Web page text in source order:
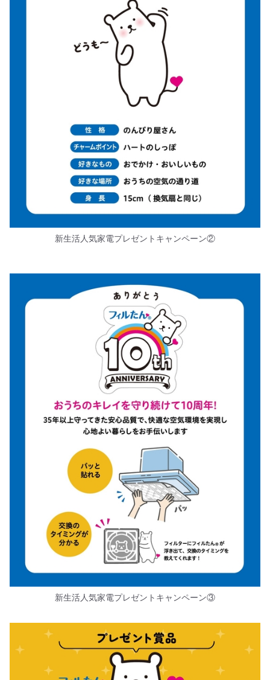
新生活人気家電プレゼントキャンペーン②
新生活人気家電プレゼントキャンペーン③